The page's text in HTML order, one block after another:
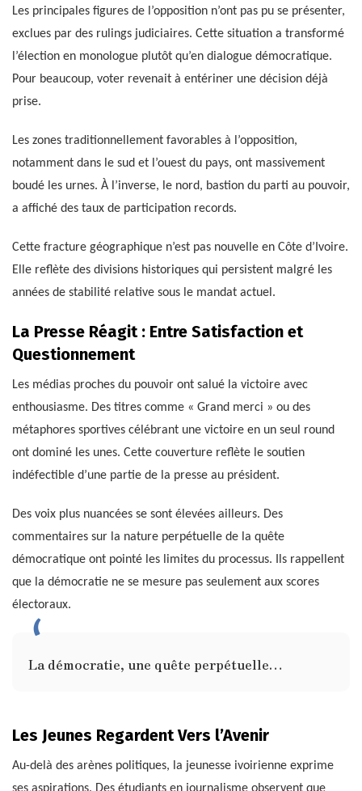
Les principales figures de l’opposition n’ont pas pu se présenter,
exclues par des rulings judiciaires. Cette situation a transformé
l’élection en monologue plutôt qu’en dialogue démocratique.
Pour beaucoup, voter revenait à entériner une décision déjà
prise.
Les zones traditionnellement favorables à l’opposition,
notamment dans le sud et l’ouest du pays, ont massivement
boudé les urnes. À l’inverse, le nord, bastion du parti au pouvoir,
a affiché des taux de participation records.
Cette fracture géographique n’est pas nouvelle en Côte d’Ivoire.
Elle reflète des divisions historiques qui persistent malgré les
années de stabilité relative sous le mandat actuel.
La Presse Réagit : Entre Satisfaction et
Questionnement
Les médias proches du pouvoir ont salué la victoire avec
enthousiasme. Des titres comme « Grand merci » ou des
métaphores sportives célébrant une victoire en un seul round
ont dominé les unes. Cette couverture reflète le soutien
indéfectible d’une partie de la presse au président.
Des voix plus nuancées se sont élevées ailleurs. Des
commentaires sur la nature perpétuelle de la quête
démocratique ont pointé les limites du processus. Ils rappellent
que la démocratie ne se mesure pas seulement aux scores
électoraux.
La démocratie, une quête perpétuelle…
Les Jeunes Regardent Vers l’Avenir
Au-delà des arènes politiques, la jeunesse ivoirienne exprime
ses aspirations. Des étudiants en journalisme observent que